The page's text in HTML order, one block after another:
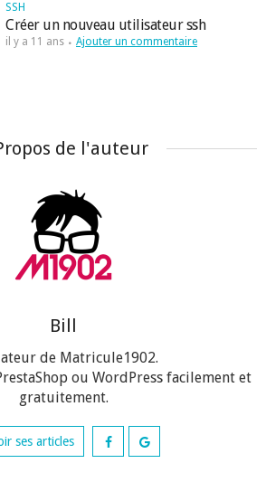
SSH
Créer un nouveau utilisateur ssh
il y a 11 ans Ajouter un commentaire
de l'auteur
Bill
de Matricule1902.
ou WordPress facilement et
gratuitement.
ses articles